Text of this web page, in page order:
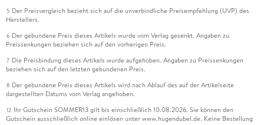
5 Der Preisvergleich bezieht sich auf die unverbindliche Preisempfehlung (UVP) des
Herstellers.
6 Der gebundene Preis dieses Artikels wurde vom Verlag gesenkt. Angaben zu
Preissenkungen beziehen sich auf den vorherigen Preis.
7 Die Preisbindung dieses Artikels wurde aufgehoben. Angaben zu Preissenkungen
beziehen sich auf den letzten gebundenen Preis.
8 Der gebundene Preis dieses Artikels wird nach Ablauf des auf der Artikelseite
dargestellten Datums vom Verlag angehoben.
12 Ihr Gutschein SOMMER13 gilt bis einschließlich 10.08.2026. Sie können den
Gutschein ausschließlich online einlösen unter www.hugendubel.de. Keine Bestellung